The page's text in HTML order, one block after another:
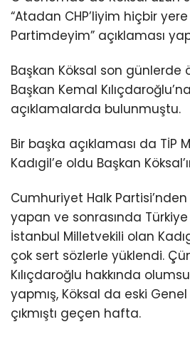
“Atadan CHP’liyim hiçbir
Partimdeyim” açıklaması
Başkan Köksal son günlerde
Başkan Kemal
açıklamalarda bulunmuştu.
Bir başka açıklaması da TİP
Kadıgil’e oldu Başkan
Cumhuriyet Halk
yapan ve sonrasında
İstanbul Milletvekili olan
çok sert sözlerle yüklendi.
Kılıçdaroğlu hakkında
yapmış, Köksal da eski Genel
çıkmıştı geçen hafta.